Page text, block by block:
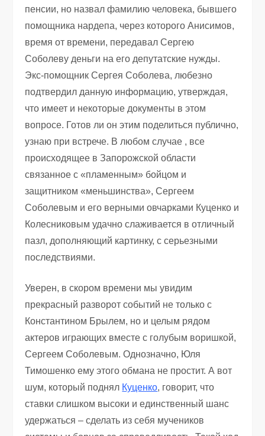
пенсии, но назвал фамилию человека, бывшего
помощника нардепа, через которого Анисимов,
время от времени, передавал Сергею
Соболеву деньги на его депутатские нужды.
Экс-помощник Сергея Соболева, любезно
подтвердил данную информацию, утверждая,
что имеет и некоторые документы в этом
вопросе. Готов ли он этим поделиться публично,
узнаю при встрече. В любом случае , все
происходящее в Запорожской области
связанное с «пламенным» бойцом и
защитником «меньшинства», Сергеем
Соболевым и его верными овчарками Куценко и
Колесниковым удачно слаживается в отличный
пазл, дополняющий картинку, с серьезными
последствиями.
Уверен, в скором времени мы увидим
прекрасный разворот событий не только с
Константином Брылем, но и целым рядом
актеров играющих вместе с голубым воришкой,
Сергеем Соболевым. Однозначно, Юля
Тимошенко ему этого обмана не простит. А вот
шум, который поднял Куценко, говорит, что
ставки слишком высоки и единственный шанс
удержаться – сделать из себя мучеников